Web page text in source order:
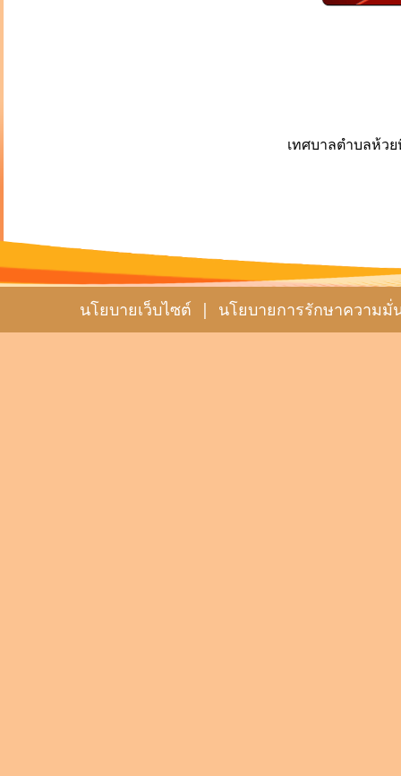
เทศบาลตำบลห้ว
นโยบายเว็บไซต์ | นโยบายการรักษาความมั่